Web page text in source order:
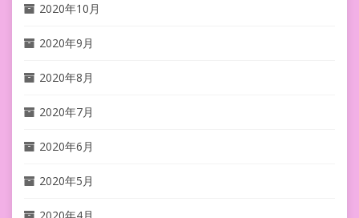
2020年10月
2020年9月
2020年8月
2020年7月
2020年6月
2020年5月